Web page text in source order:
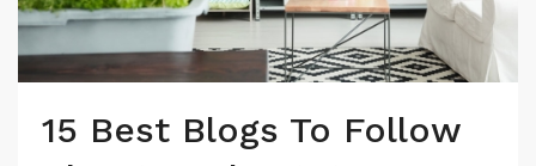
15 Best Blogs To Follow